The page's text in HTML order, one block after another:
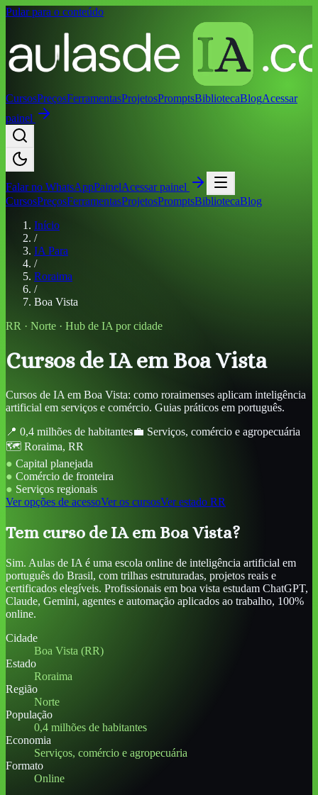
Pular para o conteúdo
CursosPreçosFerramentasProjetosPromptsBibliotecaBlogAcessar
painel
Falar no WhatsAppPainelAcessar painel
CursosPreçosFerramentasProjetosPromptsBibliotecaBlog
Início
/
IA Para
/
Roraima
/
Boa Vista
RR · Norte · Hub de IA por cidade
Cursos de IAem Boa Vista
Cursos de IA em Boa Vista: como roraimenses aplicam inteligência
artificial em serviços e comércio. Guias práticos em português.
📍 0,4 milhões de habitantes💼 Serviços, comércio e agropecuária
🗺️ Roraima, RR
● Capital planejada
● Comércio de fronteira
● Serviços regionais
Ver opções de acessoVer os cursosVer estado RR
Tem curso de IA em Boa Vista?
Sim. Aulas de IA é uma escola online de inteligência artificial em
português do Brasil, com trilhas estruturadas, projetos reais e
certificados elegíveis. Profissionais em boa vista estudam ChatGPT,
Claude, Gemini, agentes e automação aplicados ao trabalho, 100%
online.
Cidade
Boa Vista (RR)
Estado
Roraima
Região
Norte
População
0,4 milhões de habitantes
Economia
Serviços, comércio e agropecuária
Formato
Online